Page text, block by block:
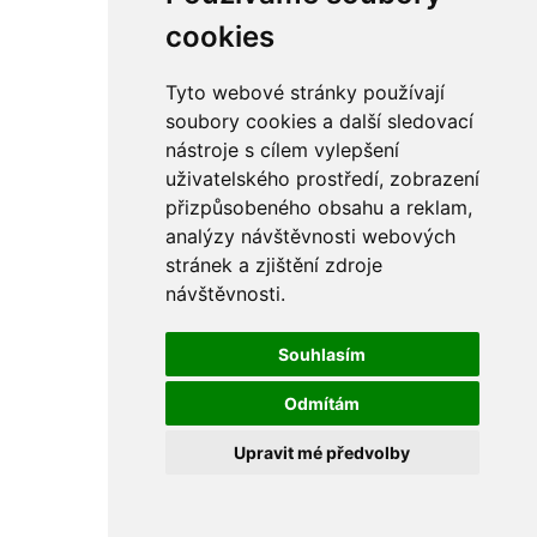
cookies
Tyto webové stránky používají
soubory cookies a další sledovací
nástroje s cílem vylepšení
uživatelského prostředí, zobrazení
přizpůsobeného obsahu a reklam,
analýzy návštěvnosti webových
stránek a zjištění zdroje
návštěvnosti.
Souhlasím
Odmítám
Upravit mé předvolby